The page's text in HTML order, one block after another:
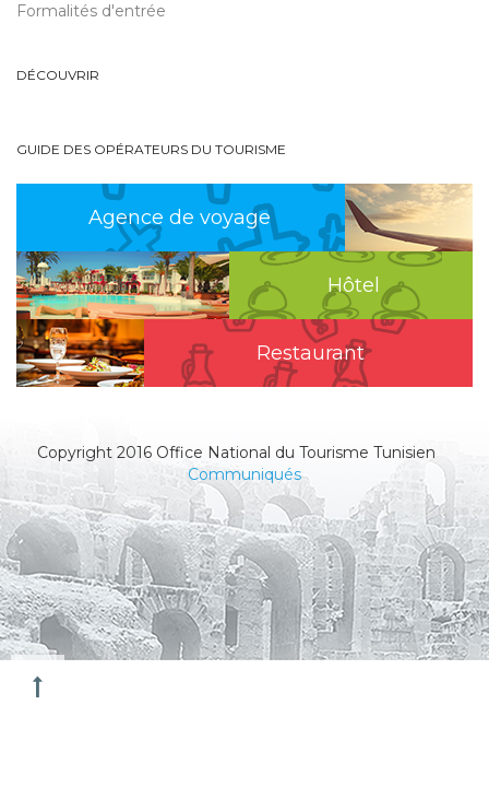
Formalités d'entrée
DÉCOUVRIR
GUIDE DES OPÉRATEURS DU TOURISME
Agence de voyage
Hôtel
Restaurant
Copyright 2016 Office National du Tourisme Tunisien
Communiqués